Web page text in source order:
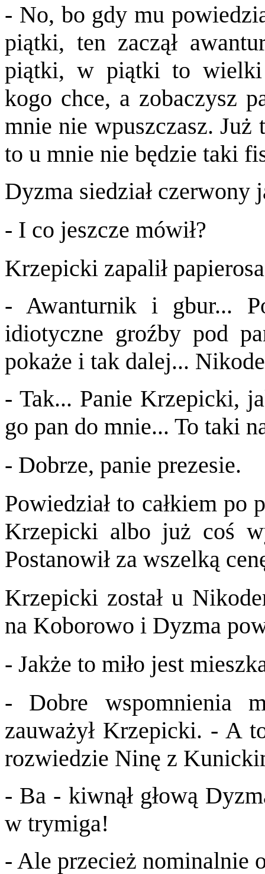
- No, bo gdy mu
piątki, ten zaczął
piątki, w piątki to wielki
kogo chce, a zobaczysz
mnie nie wpuszczasz.
to u mnie nie będzie taki
Dyzma siedział czerwony
- I co jeszcze mówił?
Krzepicki zapalił
- Awanturnik i gbur...
idiotyczne groźby pod
pokaże i tak dalej...
- Tak... Panie Krzepicki,
go pan do mnie... To taki
- Dobrze, panie prezesie.
Powiedział to całkiem po
Krzepicki albo już coś
Postanowił za wszelką
Krzepicki został u
na Koborowo i Dyzma
- Jakże to miło jest
- Dobre wspomnienia
zauważył Krzepicki. - A
rozwiedzie Ninę z
- Ba - kiwnął głową
w trymiga!
- Ale przecież nominalnie